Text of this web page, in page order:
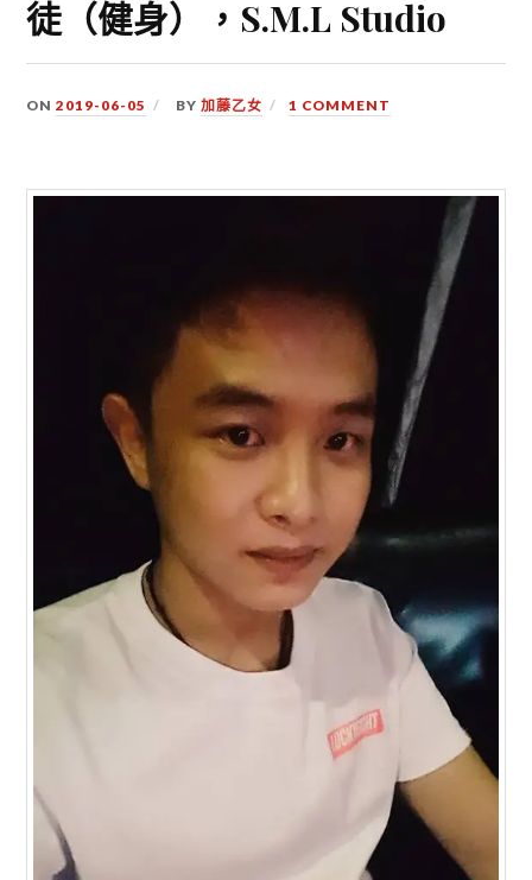
徒（健身），S.M.L Studio
ON2019-06-05 BY加藤乙女 1 COMMENT